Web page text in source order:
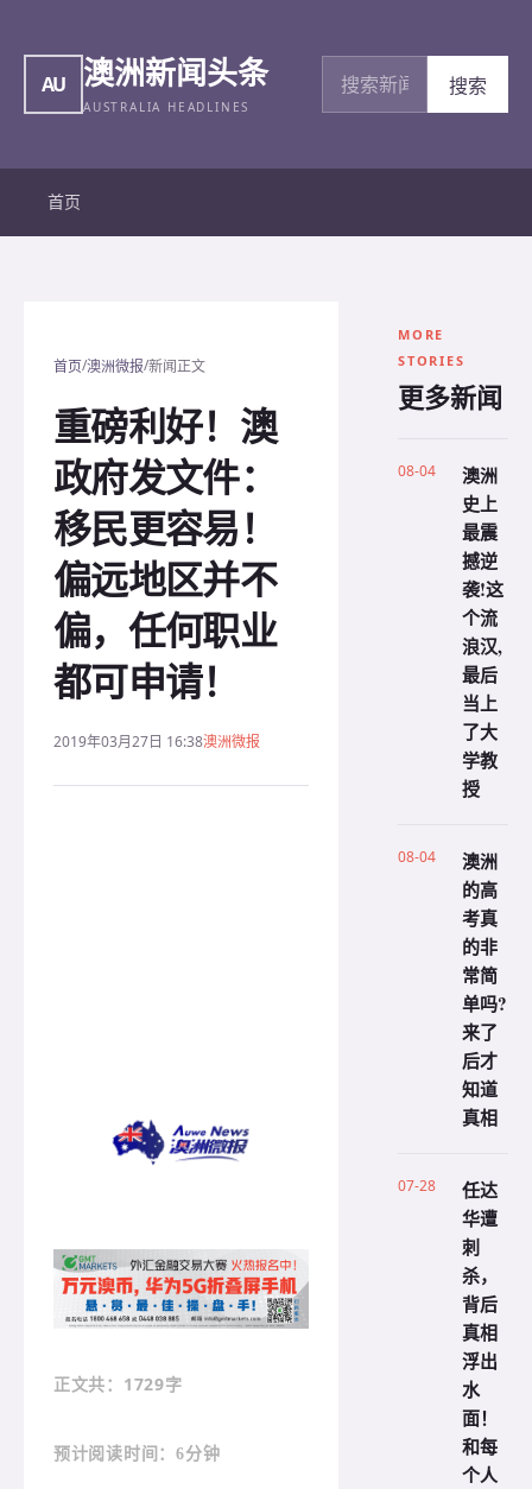
AU 澳洲新闻头条
AUSTRALIA HEADLINES
搜索新闻
搜索
首页
首页/澳洲微报/新闻正文
重磅利好！澳
政府发文件：
移民更容易！
偏远地区并不
偏，任何职业
都可申请！
2019年03月27日 16:38澳洲微报
正文共 ：1729字
预计阅读时间：6分钟
MORE
STORIES
更多新闻
08-04
澳洲
史上
最震
撼逆
袭!这
个流
浪汉,
最后
当上
了大
学教
授
08-04
澳洲
的高
考真
的非
常简
单吗?
来了
后才
知道
真相
07-28
任达
华遭
刺
杀，
背后
真相
浮出
水
面！
和每
个人